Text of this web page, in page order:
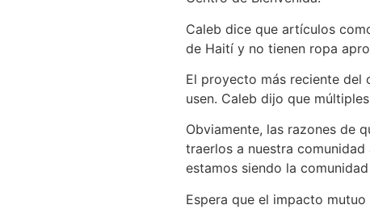
Caleb dice que artículos
de Haití y no tienen ropa
El proyecto más reciente del
usen. Caleb dijo que
Obviamente, las razones de
traerlos a nuestra comunidad
estamos siendo la
Espera que el impacto